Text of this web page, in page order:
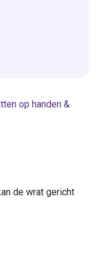
op handen &
de wrat gericht